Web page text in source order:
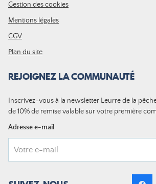
Gestion des cookies
Mentions légales
CGV
Plan du site
REJOIGNEZ LA COMMUNAUTÉ
Inscrivez-vous à la newsletter Leurre de la
de 10% de remise valable sur votre première
Adresse e-mail